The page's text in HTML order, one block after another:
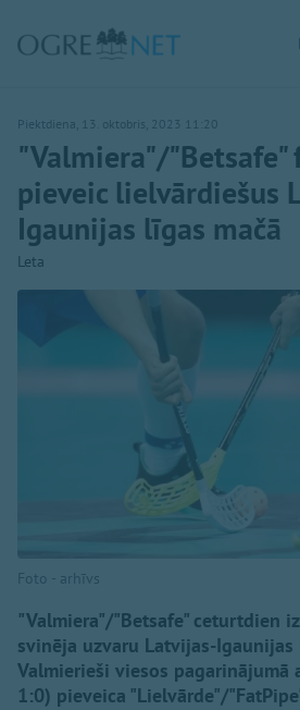
Piektdiena, 13. oktobris, 2023 11:20
"Valmiera"/
pieveic lielvārdiešus
Igaunijas līgas mačā
Leta
Foto - arhīvs
"Valmiera"/"Betsafe" ceturtdien
svinēja uzvaru Latvijas-Igaunijas
Valmierieši viesos pagarinājumā
1:0) pieveica "Lielvārde"/